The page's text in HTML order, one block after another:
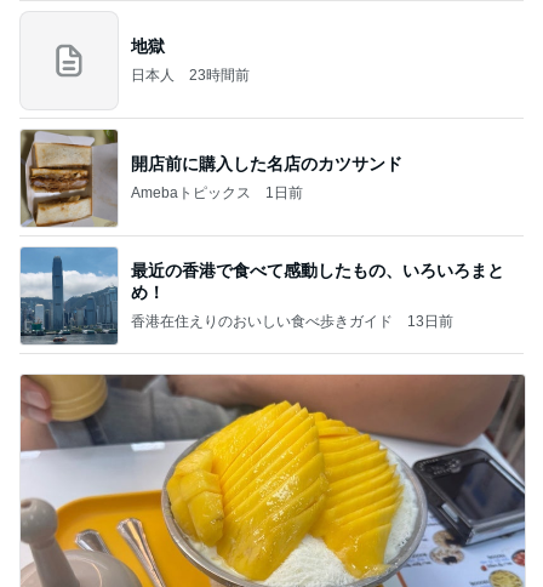
地獄
日本人 23時間前
開店前に購入した名店のカツサンド
Amebaトピックス 1日前
最近の香港で食べて感動したもの、いろいろまと
め！
香港在住えりのおいしい食べ歩きガイド 13日前